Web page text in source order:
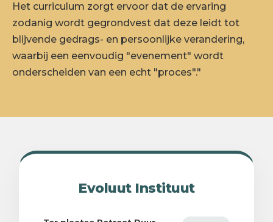
Het curriculum zorgt ervoor dat de ervaring
zodanig wordt gegrondvest dat deze leidt tot
blijvende gedrags- en persoonlijke verandering,
waarbij een eenvoudig "evenement" wordt
onderscheiden van een echt "proces"."
Evoluut Instituut